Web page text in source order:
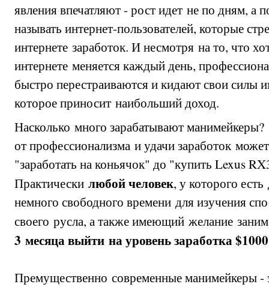
явления впечатляют - рост идет не по дням, а
называть интернет-пользователей, которые
интернете заработок. И несмотря на то, что
интернете меняется каждый день,
быстро перестраиваются и кидают свои силы
которое приносит наибольший доход.
Насколько много зарабатывают
от профессионализма и удачи заработок
"заработать на коньячок" до "купить Lexus
Практически любой человек, у которого
немного свободного времени для изучения
своего русла, а также имеющий желание
3 месяца выйти на уровень заработка
Премущественно современные манимейкеры -